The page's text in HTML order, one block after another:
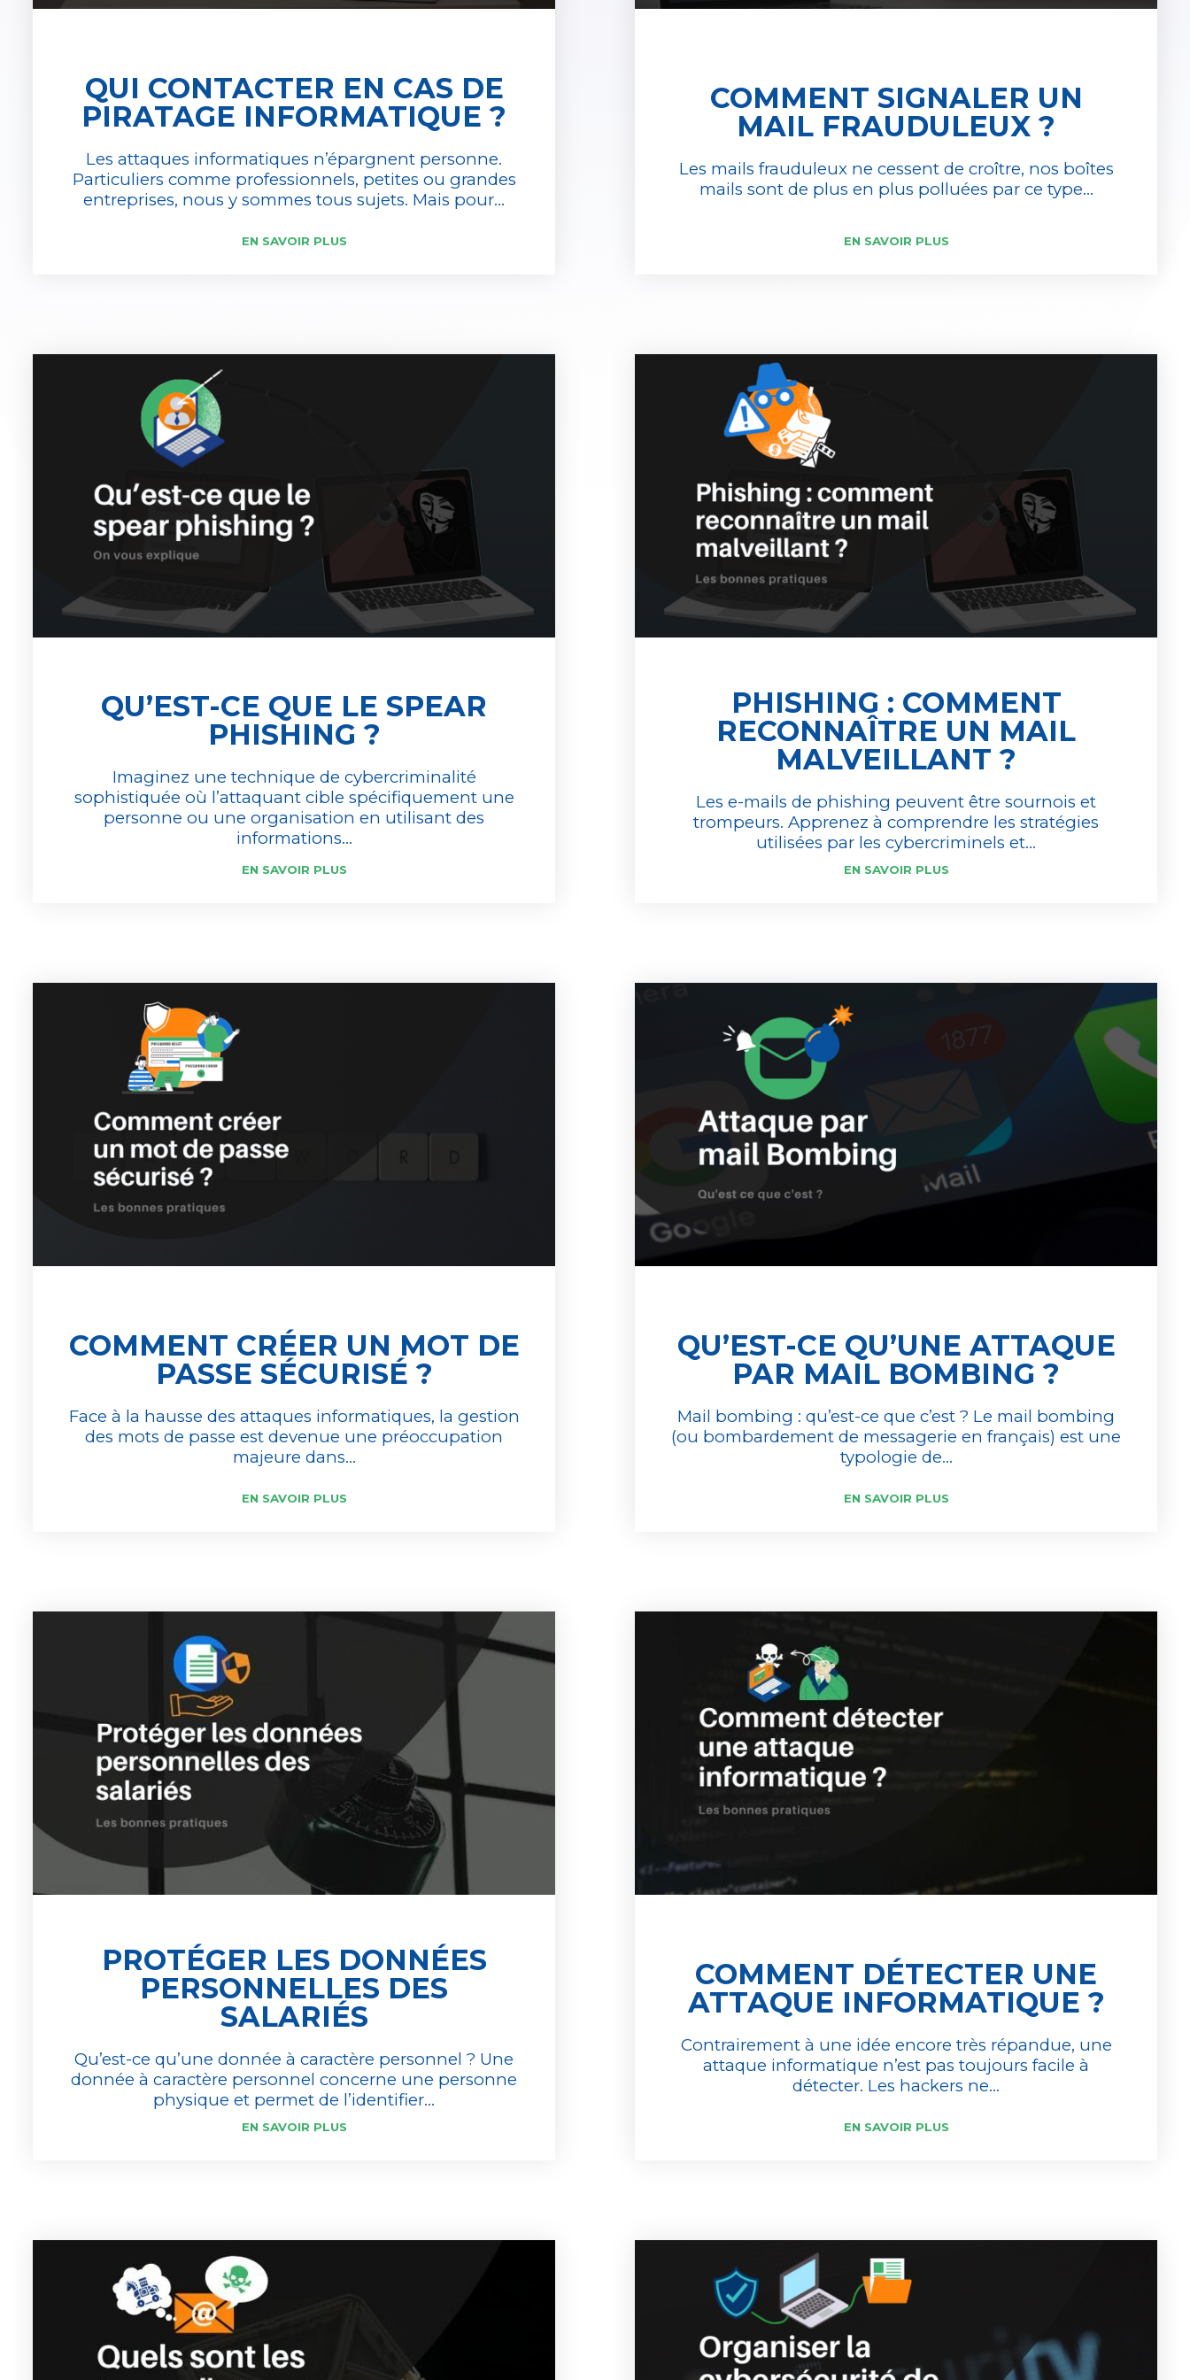
QUI CONTACTER EN CAS DE
PIRATAGE INFORMATIQUE ?
Les attaques informatiques n’épargnent personne.
Particuliers comme professionnels, petites ou grandes
entreprises, nous y sommes tous sujets. Mais pour...
EN SAVOIR PLUS
COMMENT SIGNALER UN
MAIL FRAUDULEUX ?
Les mails frauduleux ne cessent de croître, nos boîtes
mails sont de plus en plus polluées par ce type...
EN SAVOIR PLUS
QU’EST-CE QUE LE SPEAR
PHISHING ?
Imaginez une technique de cybercriminalité
sophistiquée où l’attaquant cible spécifiquement une
personne ou une organisation en utilisant des
informations...
EN SAVOIR PLUS
PHISHING : COMMENT
RECONNAÎTRE UN MAIL
MALVEILLANT ?
Les e-mails de phishing peuvent être sournois et
trompeurs. Apprenez à comprendre les stratégies
utilisées par les cybercriminels et...
EN SAVOIR PLUS
COMMENT CRÉER UN MOT DE
PASSE SÉCURISÉ ?
Face à la hausse des attaques informatiques, la gestion
des mots de passe est devenue une préoccupation
majeure dans...
EN SAVOIR PLUS
QU’EST-CE QU’UNE ATTAQUE
PAR MAIL BOMBING ?
Mail bombing : qu’est-ce que c’est ? Le mail bombing
(ou bombardement de messagerie en français) est une
typologie de...
EN SAVOIR PLUS
PROTÉGER LES DONNÉES
PERSONNELLES DES
SALARIÉS
Qu’est-ce qu’une donnée à caractère personnel ? Une
donnée à caractère personnel concerne une personne
physique et permet de l’identifier...
EN SAVOIR PLUS
COMMENT DÉTECTER UNE
ATTAQUE INFORMATIQUE ?
Contrairement à une idée encore très répandue, une
attaque informatique n’est pas toujours facile à
détecter. Les hackers ne...
EN SAVOIR PLUS